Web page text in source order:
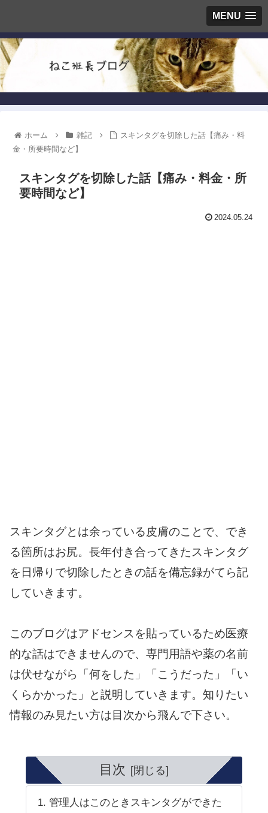
MENU
ホーム 雑記
スキンタグを切除した話【痛み・料
金・所要時間など】
スキンタグを切除した話【痛み・料金・所
要時間など】
2024.05.24
スキンタグとは余っている皮膚のことで、でき
る箇所はお尻。長年付き合ってきたスキンタグ
を日帰りで切除したときの話を備忘録がてら記
していきます。
このブログはアドセンスを貼っているため医療
的な話はできませんので、専門用語や薬の名前
は伏せながら「何をした」「こうだった」「い
くらかかった」と説明していきます。知りたい
情報のみ見たい方は目次から飛んで下さい。
目次
管理人はこのときスキンタグができた